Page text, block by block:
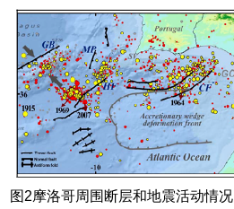
图2摩洛哥周围断层和地震活动情况